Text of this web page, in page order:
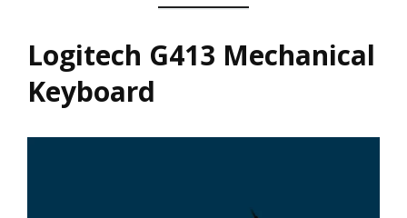
Logitech G413 Mechanical
Keyboard